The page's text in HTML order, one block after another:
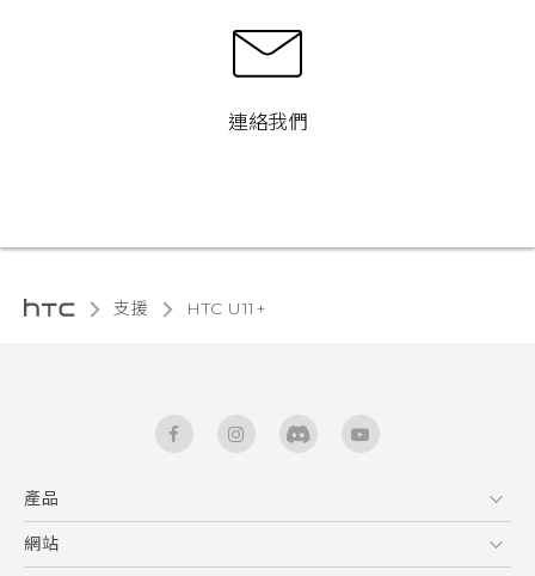
連絡我們
支援 HTC U11+‎
產品
5G
網站